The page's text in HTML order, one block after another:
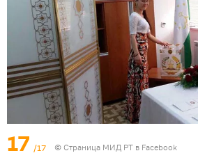
17 /17 © Страница МИД РТ в Facebook